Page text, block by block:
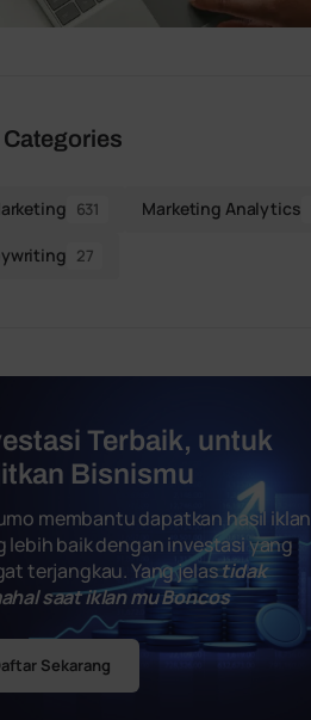
631 Marketing Analytics
27
Terbaik, untuk
Bisnismu
membantu dapatkan hasil iklan
lebih baik dengan investasi yang
terjangkau. Yang jelastidak
saat iklan mu Boncos
Sekarang